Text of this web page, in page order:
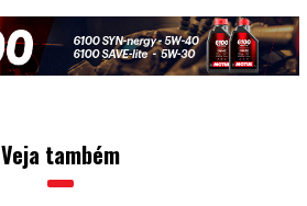
Veja também